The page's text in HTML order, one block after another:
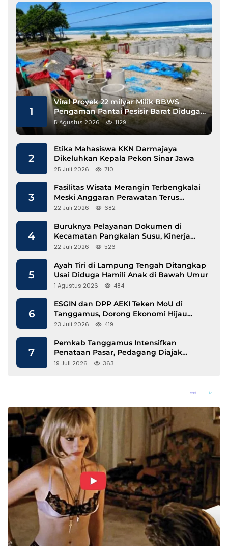
1
Viral Proyek 22 milyar Milik BBWS
Pengaman Pantai Pesisir Barat Diduga
Gunakan Besi Banci
5 Agustus 2026 1129
2
Etika Mahasiswa KKN Darmajaya
Dikeluhkan Kepala Pekon Sinar Jawa
25 Juli 2026 710
3
Fasilitas Wisata Merangin Terbengkalai
Meski Anggaran Perawatan Terus
Mengalir
22 Juli 2026 682
4
Buruknya Pelayanan Dokumen di
Kecamatan Pangkalan Susu, Kinerja
Disdukcapil Langkat Disorot
22 Juli 2026 526
5
Ayah Tiri di Lampung Tengah Ditangkap
Usai Diduga Hamili Anak di Bawah Umur
1 Agustus 2026 484
6
ESGIN dan DPP AEKI Teken MoU di
Tanggamus, Dorong Ekonomi Hijau
Berbasis Kopi dan Perdagangan Karbon
23 Juli 2026 419
7
Pemkab Tanggamus Intensifkan
Penataan Pasar, Pedagang Diajak
Tempati Pasar Modern Talang Padang
19 Juli 2026 363